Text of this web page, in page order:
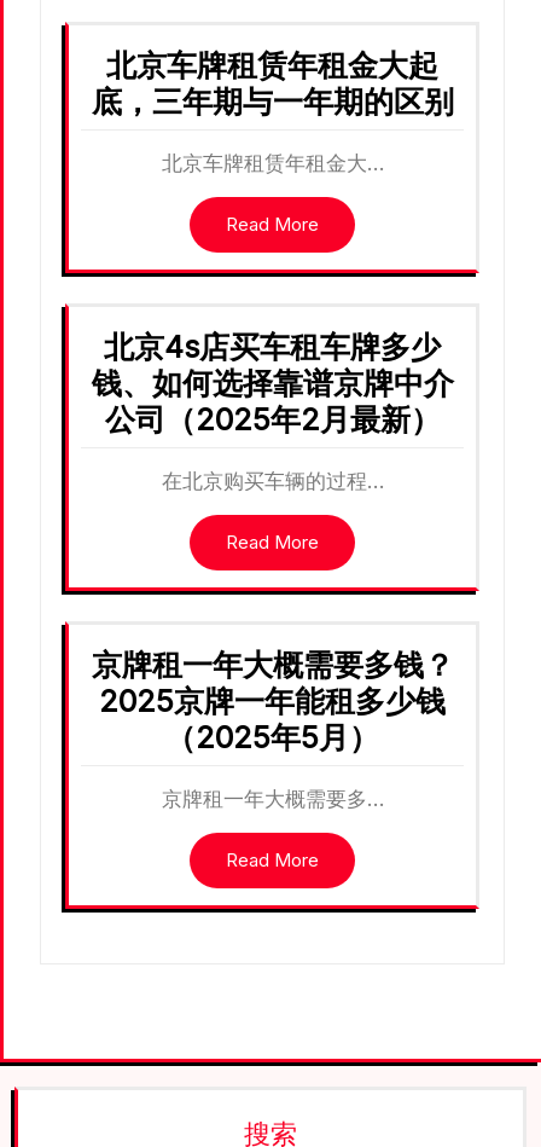
北京车牌租赁年租金大起
底，三年期与一年期的区别
北京车牌租赁年租金大…
Read More
北京4s店买车租车牌多少
钱、如何选择靠谱京牌中介
公司（2025年2月最新）
在北京购买车辆的过程…
Read More
京牌租一年大概需要多钱？
2025京牌一年能租多少钱
（2025年5月）
京牌租一年大概需要多…
Read More
搜索